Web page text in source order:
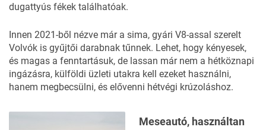
dugattyús fékek találhatóak.
Innen 2021-ből nézve már a sima, gyári V8-assal szerelt
Volvók is gyűjtői darabnak tűnnek. Lehet, hogy kényesek,
és magas a fenntartásuk, de lassan már nem a hétköznapi
ingázásra, külföldi üzleti utakra kell ezeket használni,
hanem megbecsülni, és elővenni hétvégi krúzoláshoz.
Meseautó, használtan